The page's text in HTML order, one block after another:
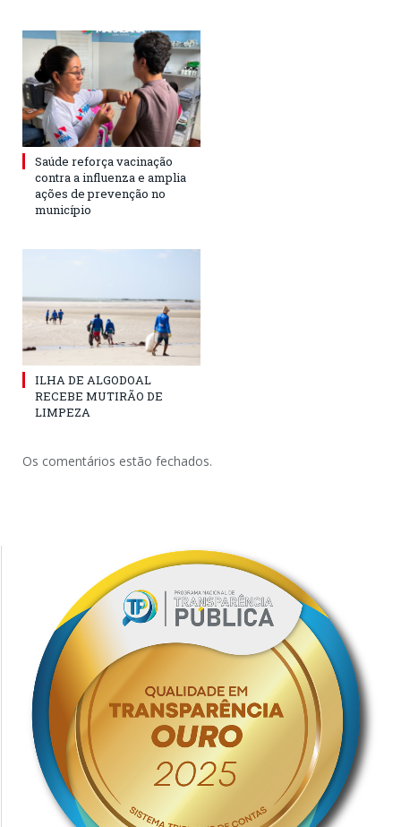
Saúde reforça vacinação
contra a influenza e amplia
ações de prevenção no
município
ILHA DE ALGODOAL
RECEBE MUTIRÃO DE
LIMPEZA
Os comentários estão fechados.